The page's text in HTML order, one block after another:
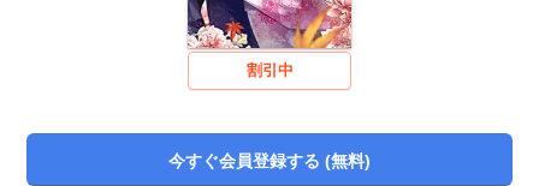
割引中
今すぐ会員登録する (無料)